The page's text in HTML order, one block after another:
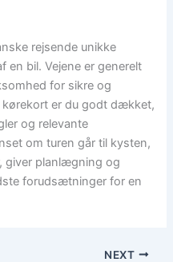
rejsende unikke
en bil. Vejene er generelt
for sikre og
kørekort er du godt dækket,
og relevante
om turen går til kysten,
giver planlægning og
forudsætninger for en
NEXT